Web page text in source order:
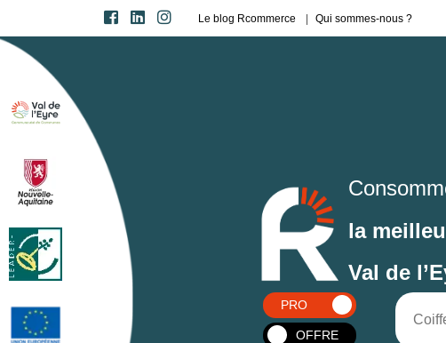
Le blog Rcommerce Qui sommes-nous ?
la
Val de
PRO
OFFRE